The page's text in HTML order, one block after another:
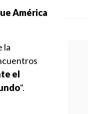
América
la
el
".